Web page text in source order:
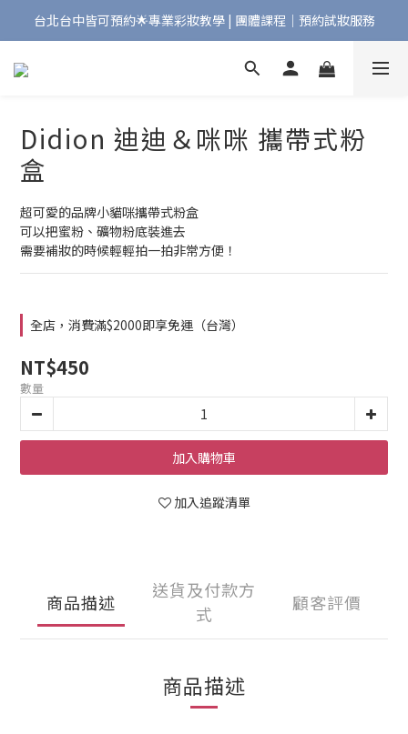
Bonjour!歡迎來到Maqpro | 全店2000免運🇫🇷
台北台中皆可預約🌟專業彩妝教學 | 團體課程｜預約試妝服務
Bonjour!歡迎來到Maqpro | 全店2000免運🇫🇷
Didion 迪迪＆咪咪 攜帶式粉
盒
超可愛的品牌小貓咪攜帶式粉盒
可以把蜜粉、礦物粉底裝進去
需要補妝的時候輕輕拍一拍非常方便！
全店，消費滿$2000即享免運（台灣）
NT$450
數量
加入購物車
加入追蹤清單
商品描述
送貨及付款方
式
顧客評價
商品描述